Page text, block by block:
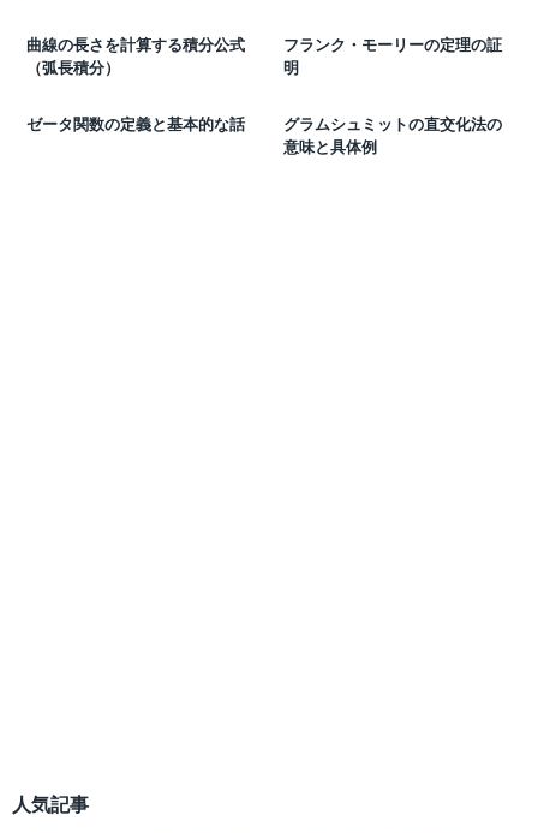
曲線の長さを計算する積分公式
（弧長積分）
フランク・モーリーの定理の証
明
ゼータ関数の定義と基本的な話
グラムシュミットの直交化法の
意味と具体例
人気記事